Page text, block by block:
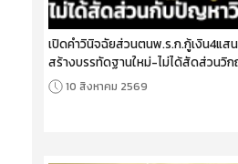
เปิดคำวินิจฉัยส่วนตนพ.ร.ก.กู้เงิน4แ
สร้างบรรทัดฐานใหม่-ไม่ได้สัดส่วนวิ
10 สิงหาคม 2569